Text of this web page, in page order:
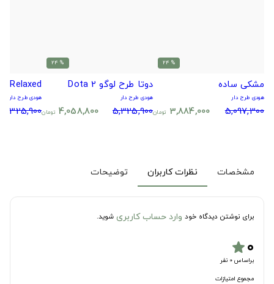
% 24
مشکی ساده
هودی طرح دار
5,097,300
3,884,000 تومان
% 24
دوتا طرح لوگو Dota 2
هودی طرح دار
5,325,900
4,058,800 تومان
Relaxed
هودی طرح دار
5,325,900
مشخصات نظرات کاربران توضیحات
برای نوشتن دیدگاه خود وارد حساب کاربری شوید.
۰star
براساس 0 نفر
مجموع امتیازات